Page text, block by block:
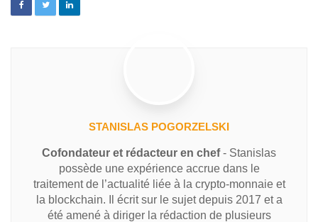
STANISLAS POGORZELSKI
Cofondateur et rédacteur en chef- Stanislas
possède une expérience accrue dans le
traitement de l’actualité liée à la crypto-monnaie et
la blockchain. Il écrit sur le sujet depuis 2017 et a
été amené à diriger la rédaction de plusieurs